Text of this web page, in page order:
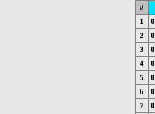
#
1
0
2
0
3 0
4
0
5
0
6
0
7
0